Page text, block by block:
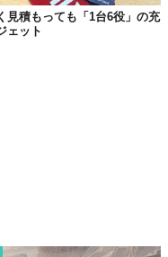
プトの「NovaWave
おいて未体験のワクワク
見積もっても「1台6役」の充
ェット